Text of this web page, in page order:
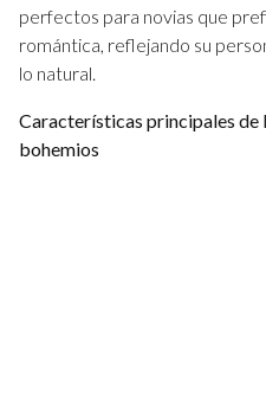
perfectos para novias que
romántica, reflejando su
lo natural.
Características principales de
bohemios